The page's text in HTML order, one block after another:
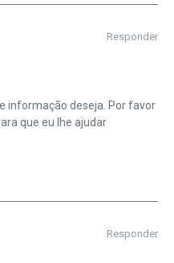
Responder
informação deseja. Por favor
que eu lhe ajudar
Responder